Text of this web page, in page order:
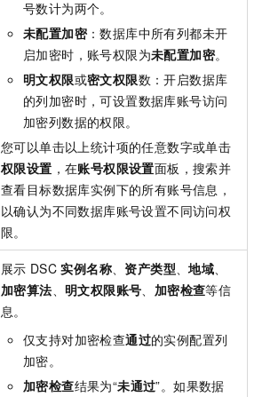
号数计为两个。
未配置加密：数据库中所有列都未开
启加密时，账号权限为未配置加密。
明文权限或密文权限数：开启数据库
的列加密时，可设置数据库账号访问
加密列数据的权限。
您可以单击以上统计项的任意数字或单击
权限设置 ，在账号权限设置面板，搜索并
查看目标数据库实例下的所有账号信息，
以确认为不同数据库账号设置不同访问权
限。
展示 DSC 实例名称、资产类型、地域、
加密算法、 明文权限账号、 加密检查等信
息。
仅支持对加密检查通过的实例配置列
加密。
加密检查结果为“未通过”。如果数据